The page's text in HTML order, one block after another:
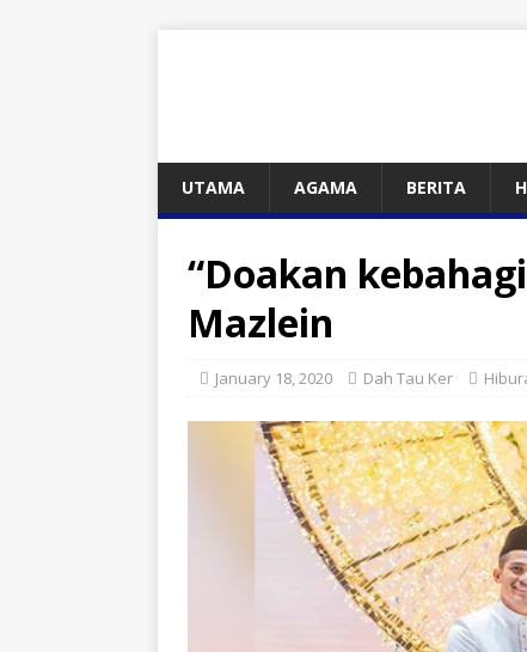
UTAMA AGAMA BERITA
“Doakan
Mazlein
January 18, 2020 Dah Tau Ker